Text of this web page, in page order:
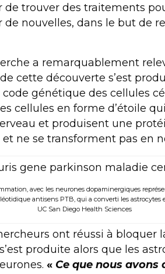
de trouver des traitements
de nouvelles, dans le but de
a remarquablement
cette découverte s’est
génétique des cellules
cellules en forme d’étoile
et produisent une
ne se transforment pas en
avec les neurones dopaminergiques
antisens PTB, qui a converti les astrocytes
UC San Diego Health Sciences
ont réussi à bloquer
produite alors que les
« Ce que nous avons